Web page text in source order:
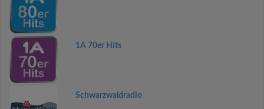
1A 70er Hits
Schwarzwaldradio